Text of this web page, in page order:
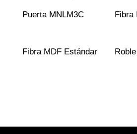
Puerta MNLM3C Fibra
Fibra MDF Estándar